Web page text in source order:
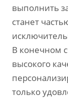
выполнить
станет
В конечном
высокого
только